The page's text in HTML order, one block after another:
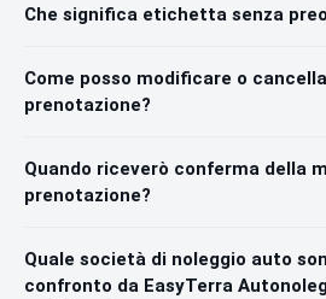
Che significa etichetta senza
Come posso modificare o
prenotazione?
Quando riceverò conferma della
prenotazione?
Quale società di noleggio auto
confronto da EasyTerra